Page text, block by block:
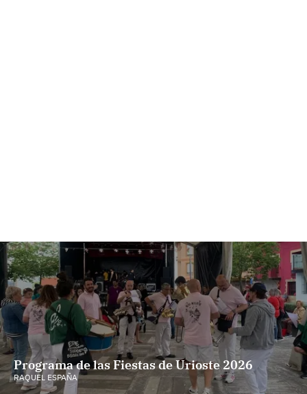
Programa de las Fiestas de Urioste 2026
RAQUEL ESPAÑA